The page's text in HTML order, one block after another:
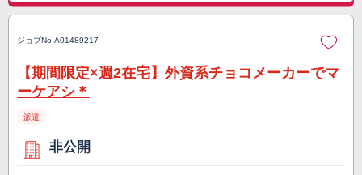
ジョブNo. A01489217
【期間限定×週2在宅】外資系チョコメーカーでマ
ーケアシ＊
派遣
非公開